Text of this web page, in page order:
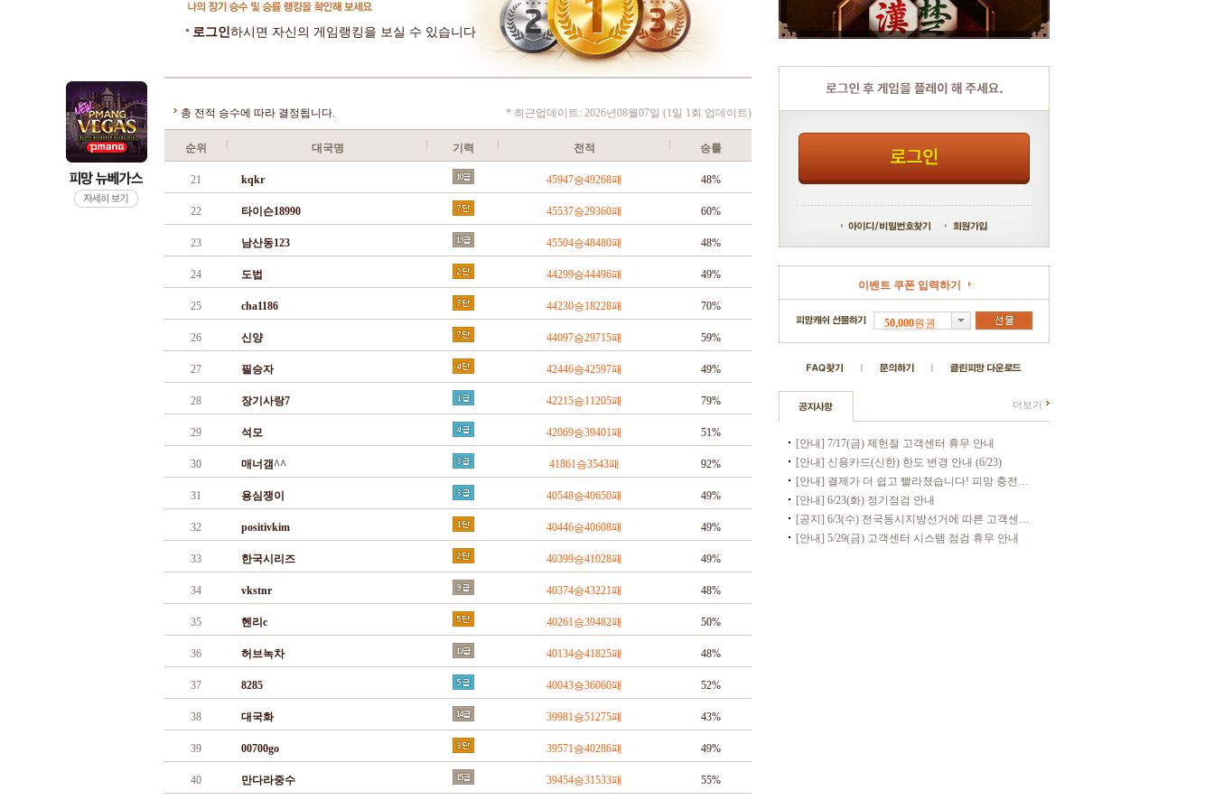
로그인하시면 자신의 게임랭킹을 보실 수 있습니다
총 전적 승수에 따라 결정됩니다. * 최근업데이트: 2026년08월07일 (1일 1회 업데이트)
순위 대국명 기력 전적 승률
21 kqkr 45947승49268패 48%
22 타이슨18990 45537승29360패 60%
23 남산동123 45504승48480패 48%
24 도법 44299승44496패 49%
25 cha1186 44230승18228패 70%
26 신양 44097승29715패 59%
27 필승자 42446승42597패 49%
28 장기사랑7 42215승11205패 79%
29 석모 42069승39401패 51%
30 매너갬^^ 41861승3543패 92%
31 용심쟁이 40548승40650패 49%
32 positivkim 40446승40608패 49%
33 한국시리즈 40399승41028패 49%
34 vkstnr 40374승43221패 48%
35 헨리c 40261승39482패 50%
36 허브녹차 40134승41825패 48%
37 8285 40043승36060패 52%
38 대국화 39981승51275패 43%
39 00700go 39571승40286패 49%
40 만다라중수 39454승31533패 55%
이벤트 쿠폰 입력하기
50,000원 권
[안내] 7/17(금) 제헌절 고객센터 휴무 안내
[안내] 신용카드(신한) 한도 변경 안내 (6/23)
[안내] 결제가 더 쉽고 빨라졌습니다! 피망 충전. . .
[안내] 6/23(화) 정기점검 안내
[공지] 6/3(수) 전국동시지방선거에 따른 고객센. . .
[안내] 5/29(금) 고객센터 시스템 점검 휴무 안내
더보기